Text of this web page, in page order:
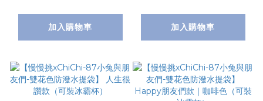
加入購物車 加入購物車